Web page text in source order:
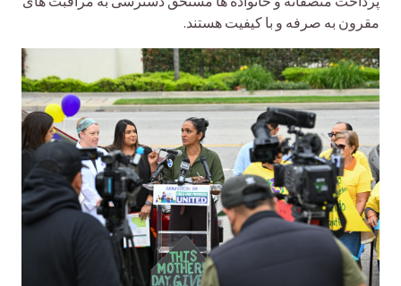
مقرون به صرفه و با کیفیت هستند.